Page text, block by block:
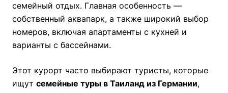
семейный отдых. Главная особенность —
собственный аквапарк, а также широкий выбор
номеров, включая апартаменты с кухней и
варианты с бассейнами.
Этот курорт часто выбирают туристы, которые
ищут семейные туры в Таиланд из Германии,